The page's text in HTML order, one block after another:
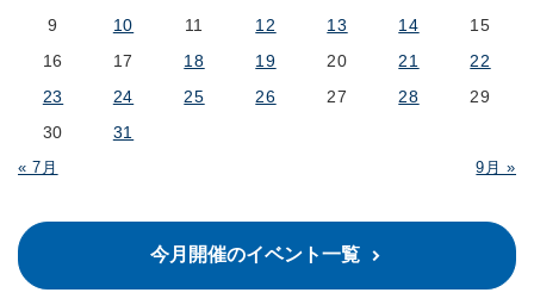
« 7月 9月 »
9
10 11 12 13 14
15
16
17 18 19 20 21
22
23
24 25 26 27 28
29
30
31
今月開催のイベント一覧